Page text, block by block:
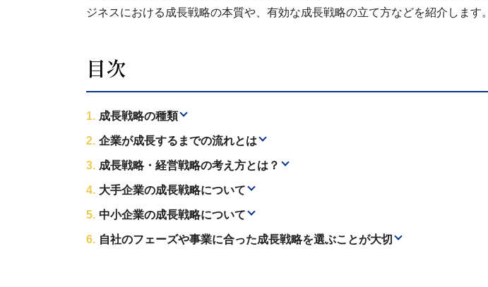
ジネスにおける成長戦略の本質や、有効な成長戦略の立て方などを紹介します。
目次
成長戦略の種類
企業が成長するまでの流れとは
成長戦略・経営戦略の考え方とは？
大手企業の成長戦略について
中小企業の成長戦略について
自社のフェーズや事業に合った成長戦略を選ぶことが大切